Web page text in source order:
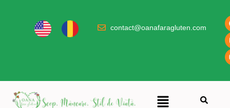
contact@oanafaragluten.com